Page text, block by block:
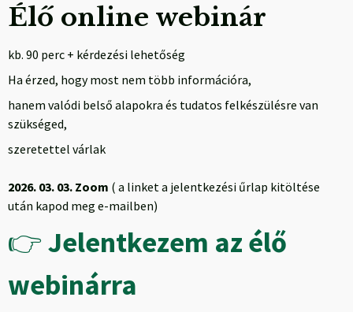
Élő online webinár
kb. 90 perc + kérdezési lehetőség
Ha érzed, hogy most nem több információra,
hanem valódi belső alapokra és tudatos felkészülésre van
szükséged,
szeretettel várlak
2026. 03. 03. Zoom ( a linket a jelentkezési űrlap kitöltése
után kapod meg e-mailben)
👉Jelentkezem az élő
webinárra